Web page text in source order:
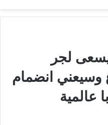
لجر
وسيعني انضمام
عالمية